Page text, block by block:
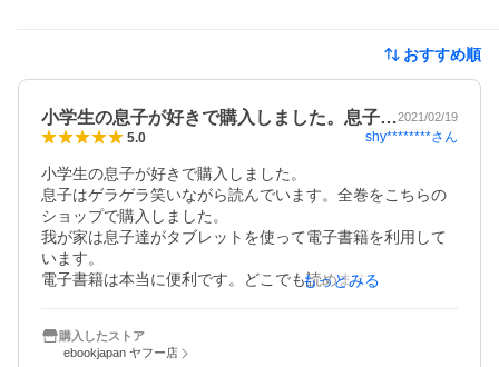
おすすめ順
小学生の息子が好きで購入しました。息子…2021/02/19
5.0 shy********さん
小学生の息子が好きで購入しました。
息子はゲラゲラ笑いながら読んでいます。全巻をこちらの
ショップで購入しました。
我が家は息子達がタブレットを使って電子書籍を利用して
います。
電子書籍は本当に便利です。どこでも読めます。リビング
もっとみる
購入したストア
ebookjapan ヤフー店